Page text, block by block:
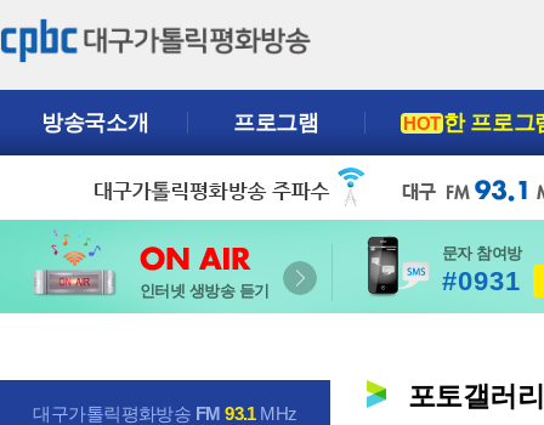
방송국소개 프로그램 HOT한 프로그
인터넷 생방송 듣기
문자 참여방
#0931
대구가톨릭평화방송 FM93.1MHz
포토갤러리